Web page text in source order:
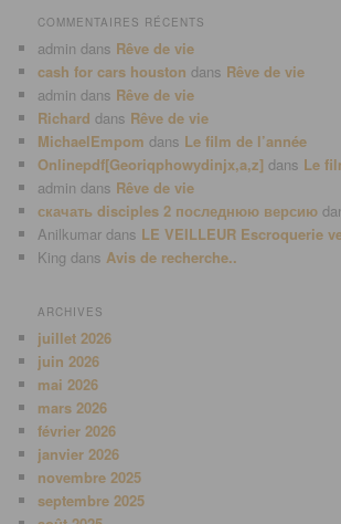
COMMENTAIRES RÉCENTS
admin dans Rêve de vie
cash for cars houston dans Rêve de vie
admin dans Rêve de vie
Richard dans Rêve de vie
MichaelEmpom dans Le film de l’année
Onlinepdf[Georiqphowydinjx,a,z] dans Le
admin dans Rêve de vie
скачать disciples 2 последнюю версию
Anilkumar dans LE VEILLEUR Escroquerie
King dansAvis de recherche..
ARCHIVES
juillet 2026
juin 2026
mai 2026
mars 2026
février 2026
janvier 2026
novembre 2025
septembre 2025